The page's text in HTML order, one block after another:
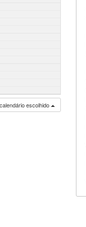
escolhido